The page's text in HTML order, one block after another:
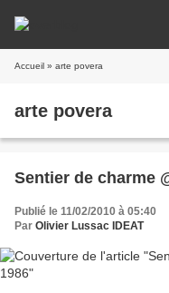
Accueil » arte povera
arte povera
Sentier de charme
Publié le 11/02/2010 à 05:40
Par Olivier Lussac IDEAT